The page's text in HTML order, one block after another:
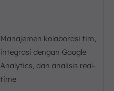
Manajemen kolaborasi tim,
integrasi dengan Google
Analytics, dan analisis real-
time